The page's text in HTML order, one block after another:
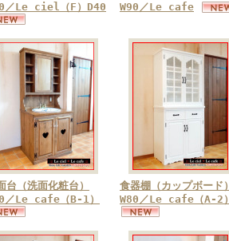
／Le ciel（F）D40
W90／Le cafe
台（洗面化粧台）
／Le cafe（B-1）
食器棚（カップボード）
W80／Le cafe（A-2）